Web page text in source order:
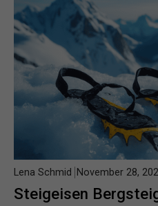
Steigeisen
Lena Schmid November 28,